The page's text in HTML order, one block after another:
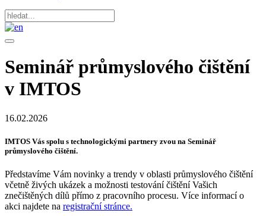
Seminář průmyslového čištění
v IMTOS
16.02.2026
IMTOS Vás spolu s technologickými partnery zvou na Seminář
průmyslového čištění.
Představíme Vám novinky a trendy v oblasti průmyslového čištění
včetně živých ukázek a možnosti testování čištění Vašich
znečištěných dílů přímo z pracovního procesu. Více informací o
akci najdete na registrační stránce.